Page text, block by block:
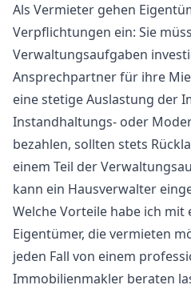
Als Vermieter gehen
Verpflichtungen ein: Sie
Verwaltungsaufgaben
Ansprechpartner für ihre
eine stetige Auslastung der
Instandhaltungs- oder
bezahlen, sollten stets
einem Teil der
kann ein Hausverwalter
Welche Vorteile habe ich mit
Eigentümer, die vermieten
jeden Fall von einem
Immobilienmakler beraten